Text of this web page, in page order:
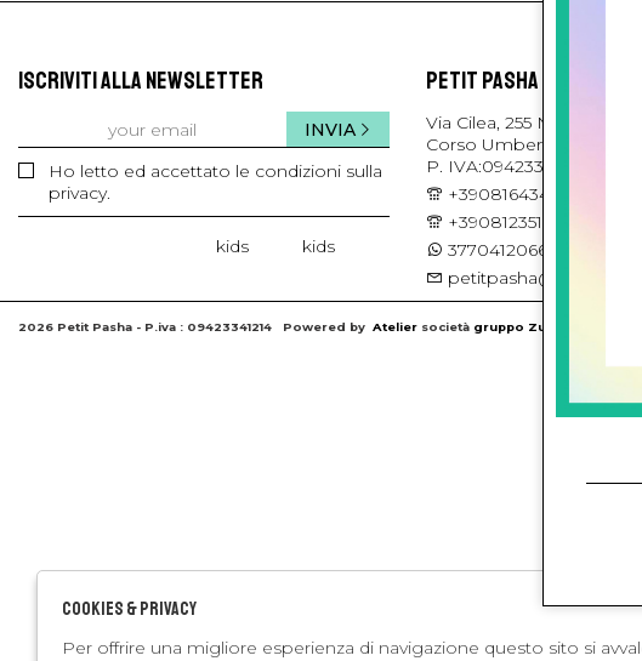
ISCRIVITI ALLA NEWSLETTER
Ho letto ed accettato le condizioni sulla
privacy.
INVIA
kids kids
PETIT PASHA
Via Cilea, 255 Napoli
Corso Umberto I 301
P. IVA:09423341214
+39081643421
+390812351280
3770412066 , 3397314295
petitpasha@hotmail.it
2026 Petit Pasha - P.iva : 09423341214 Powered by Atelier società gruppo Zucchetti
Cookies & Privacy
Per offrire una migliore esperienza di navigazione questo sito si